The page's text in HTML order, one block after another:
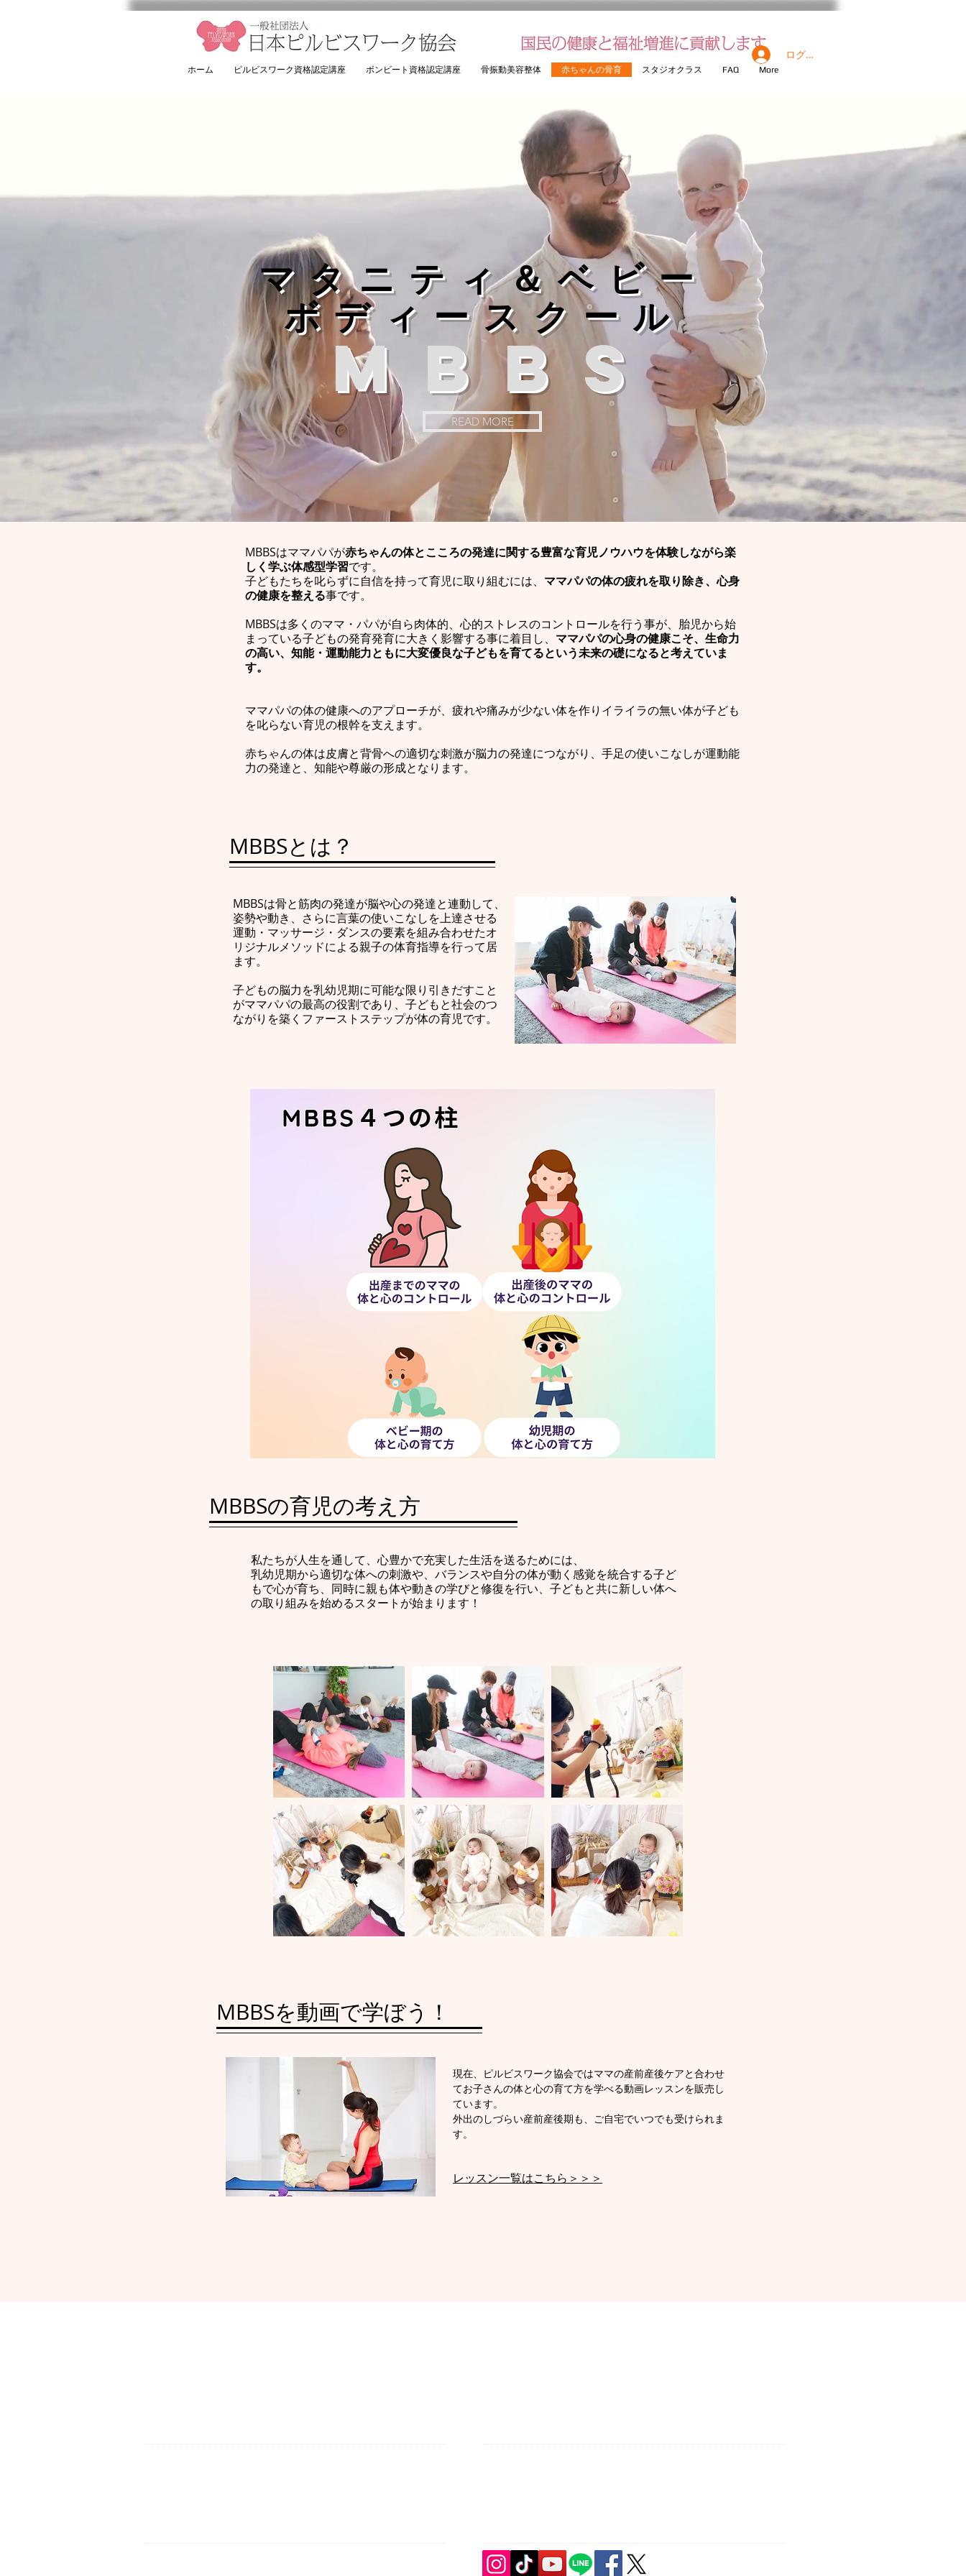
ホーム ピルビスワーク資格認定講座 ボンビート資格認定講座 骨振動美容整体 赤ちゃんの骨育 スタジオクラス FAQ More
ログイン
マタニティ＆ベビー
ボディースクール
​MBBS​
READ MORE
MBBSはママパパが赤ちゃんの体とこころの発達に関する豊富な育児ノウハウを体験しながら楽
しく学ぶ体感型学習です。
子どもたちを叱らずに自信を持って育児に取り組むには、 ママパパの体の疲れを取り除き、心身
の健康を整える事です。
MBBSは多くのママ・パパが自ら肉体的、心的ストレスのコントロールを行う事が、胎児から始
まっている子どもの発育発育に大きく影響する事に着目し、 ママパパの心身の健康こそ、生命力
の高い、知能・運動能力ともに大変優良な子どもを育てるという未来の礎になると考えていま
す。
ママパパの体の健康へのアプローチが、疲れや痛みが少ない体を作りイライラの無い体が子ども
を叱らない育児の根幹を支えます。
赤ちゃんの体は皮膚と背骨への適切な刺激が脳力の発達につながり、手足の使いこなしが運動能
力の発達と、知能や尊厳の形成となります。
MBBSとは？
MBBSは骨と筋肉の発達が脳や心の発達と連動して、
姿勢や動き、さらに言葉の使いこなしを上達させる
運動・マッサージ・ダンスの要素を組み合わせたオ
リジナルメソッドによる親子の体育指導を行って居
ます。
子どもの脳力を乳幼児期に可能な限り引きだすこと
がママパパの最高の役割であり、子どもと社会のつ
ながりを築くファーストステップが体の育児です。
MBBSの育児の考え方
私たちが人生を通して、心豊かで充実した生活を送るためには、
乳幼児期から適切な体への刺激や、バランスや自分の体が動く感覚を統合する子ど
もで心が育ち、同時に親も体や動きの学びと修復を行い、子どもと共に新しい体へ
の取り組みを始めるスタートが始まります！
MBBSを動画で学ぼう！
現在、ピルビスワーク協会ではママの産前産後ケアと合わせ
てお子さんの体と心の育て方を学べる動画レッスンを販売し
ています。
外出のしづらい産前産後期も、ご自宅でいつでも受けられま
す。
レッスン一覧はこちら＞＞＞